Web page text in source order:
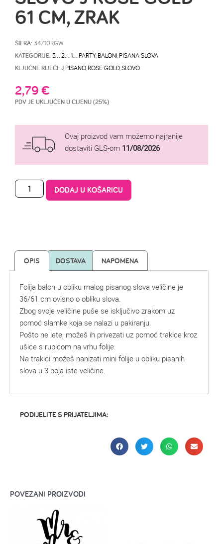
61 CM, ZRAK
ŠIFRA: 34710RGW
KATEGORIJE: 3… 2… 1… PARTY, BALONI PISANA SLOVA
KLJUČNE RIJEČI: J, PISANO, ROSE GOLD,SLOVO
2,79€
PDV JE UKLJUČEN U CIJENU (25%)
Ovaj proizvod vam možemo najranije
dostaviti GLS-om 11/08/2026
DODAJ U KOŠARICU
OPIS DOSTAVA NAPOMENA
Folija balon u obliku malog pisanog slova veličine je
36/61 cm ovisno o obliku slova.
Zbog svoje veličine puše se isključivo zrakom uz
pomoć slamke koja se nalazi u pakiranju.
Pošto ne lete, možeš ih privezati uz pomoć trakice kroz
ušice s rupicom na vrhu folije.
Na trakici možeš nanizati mini folije u obliku pisanih
slova u 3 boja iste veličine.
PODIJELITE S PRIJATELJIMA:
POVEZANI PROIZVODI